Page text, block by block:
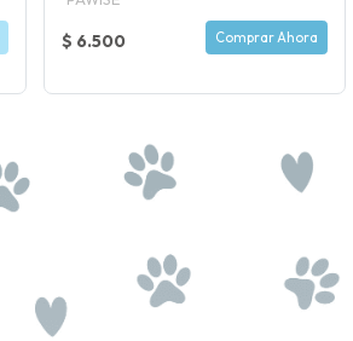
$ 6.500 Comprar Ahora